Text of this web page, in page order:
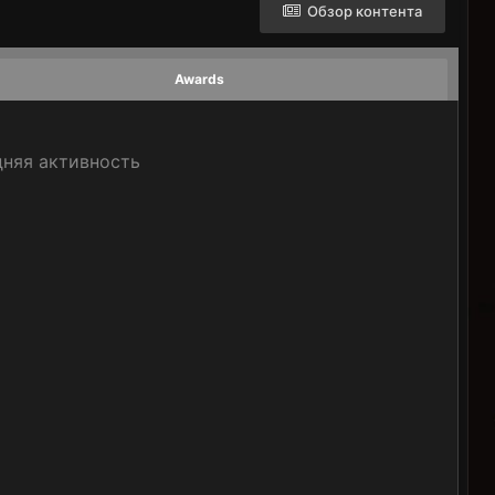
Обзор контента
Awards
активность